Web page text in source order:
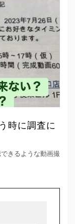
時に調査に
きるような動画撮